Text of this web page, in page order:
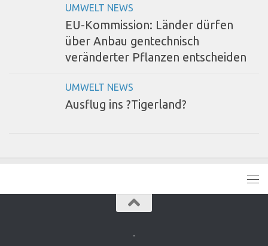
UMWELT NEWS
EU-Kommission: Länder dürfen
über Anbau gentechnisch
veränderter Pflanzen entscheiden
UMWELT NEWS
Ausflug ins ?Tigerland?
.